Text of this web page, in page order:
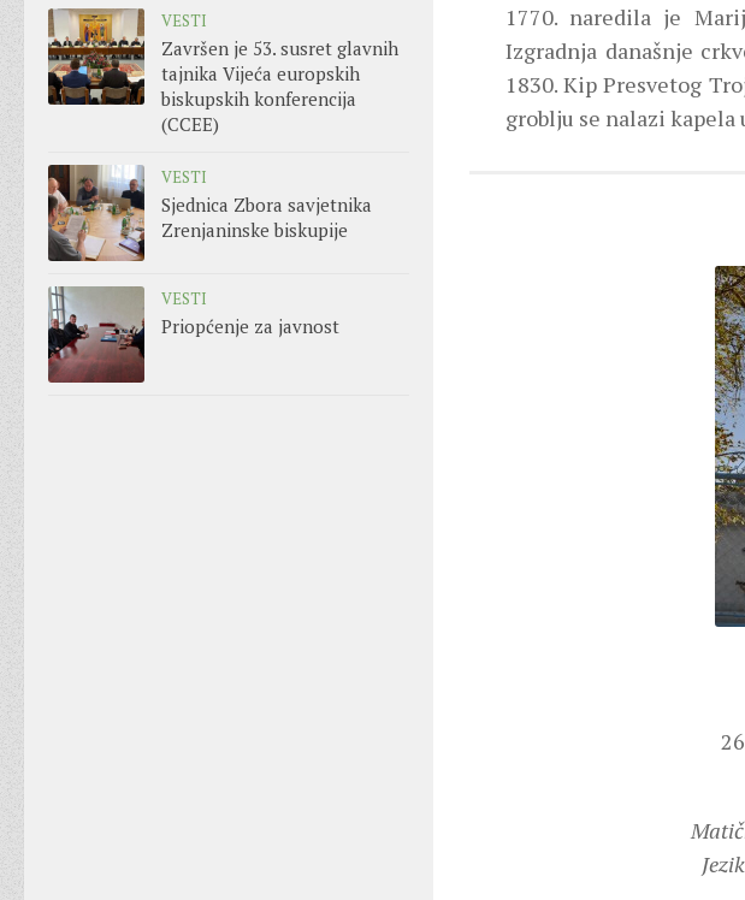
1770. naredila je
Izgradnja današnje
1830. Kip Presvetog
groblju se nalazi
VESTI
Završen je 53. susret glavnih
tajnika Vijeća europskih
biskupskih konferencija
(CCEE)
VESTI
Sjednica Zbora savjetnika
Zrenjaninske biskupije
VESTI
Priopćenje za javnost